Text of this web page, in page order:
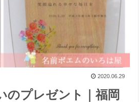
2020.06.29
のプレゼント｜福岡